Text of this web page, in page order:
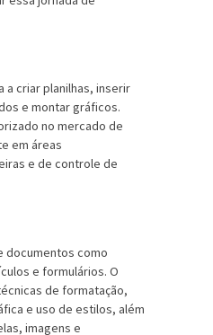
a criar planilhas, inserir
e montar gráficos.
no mercado de
em áreas
e de controle de
documentos como
e formulários. O
de formatação,
e uso de estilos, além
imagens e